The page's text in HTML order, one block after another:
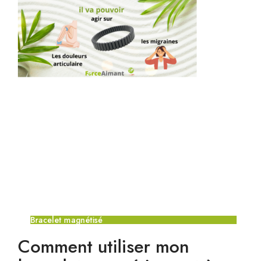
Bracelet magnétisé
Comment utiliser mon